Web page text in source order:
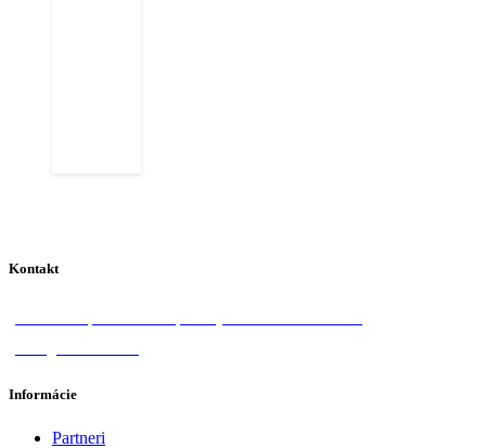
Kontakt
Informácie
Partneri